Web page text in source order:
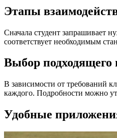
Этапы
Сначала студент запрашивает
соответствует необходимым
Выбор подходящего
В зависимости от требований
каждого. Подробности можно
Удобные